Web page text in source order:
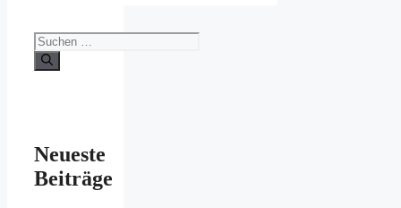
Suchen
nach:
Neueste
Beiträge